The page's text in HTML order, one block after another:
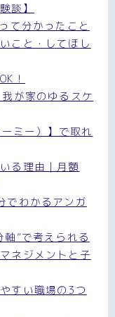
談】
て分かったこと
こと・してほし
！
が家のゆるスケ
ミー）】で取れ
る理由｜月額
でわかるアンガ
”で考えられる
ネジメントと子
すい職場の3つ